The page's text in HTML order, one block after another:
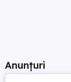
Anunțuri